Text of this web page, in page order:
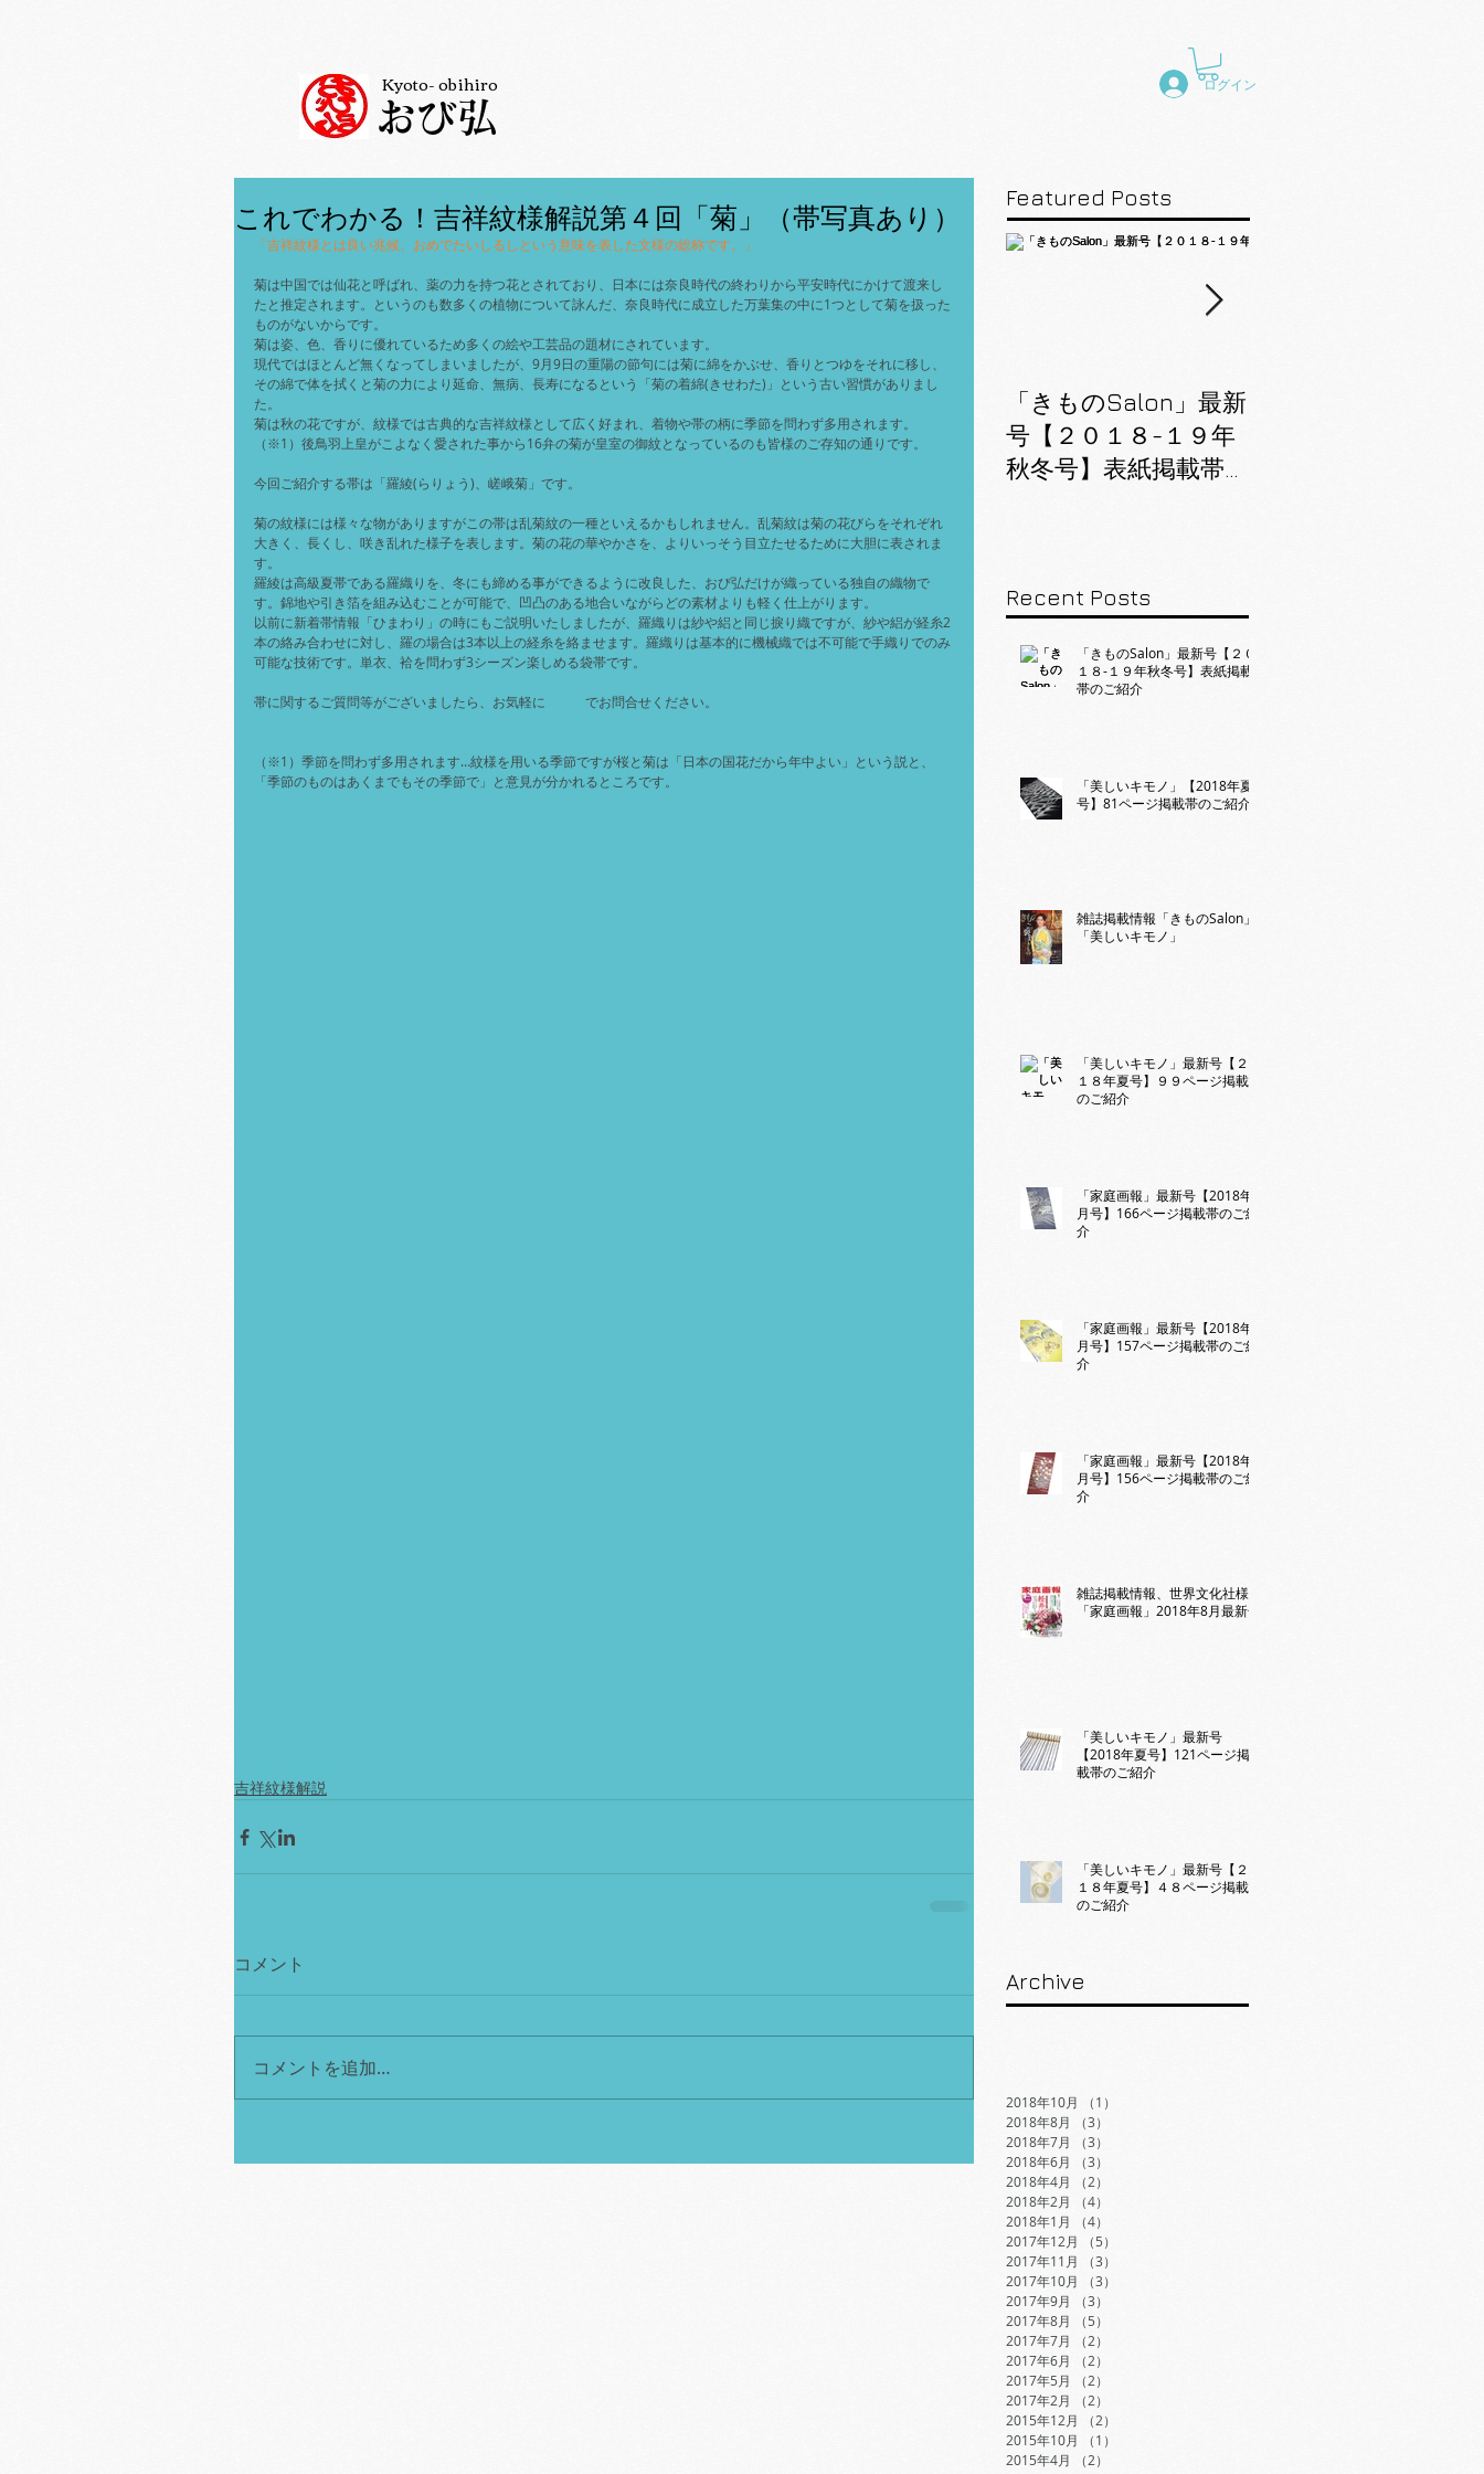
Kyoto- obihiro
おび弘
ログイン
これでわかる！吉祥紋様解説第４回「菊」（帯写真あり）
「吉祥紋様とは良い兆候、おめでたいしるしという意味を表した文様の総称です。」
菊は中国では仙花と呼ばれ、薬の力を持つ花とされており、日本には奈良時代の終わりから平安時代にかけて渡来し
たと推定されます。というのも数多くの植物について詠んだ、奈良時代に成立した万葉集の中に1つとして菊を扱った
ものがないからです。
菊は姿、色、香りに優れているため多くの絵や工芸品の題材にされています。
現代ではほとんど無くなってしまいましたが、9月9日の重陽の節句には菊に綿をかぶせ、香りとつゆをそれに移し、
その綿で体を拭くと菊の力により延命、無病、長寿になるという「菊の着綿(きせわた)」という古い習慣がありまし
た。
菊は秋の花ですが、紋様では古典的な吉祥紋様として広く好まれ、着物や帯の柄に季節を問わず多用されます。
（※1）後鳥羽上皇がこよなく愛された事から16弁の菊が皇室の御紋となっているのも皆様のご存知の通りです。
今回ご紹介する帯は「羅綾(らりょう)、嵯峨菊」です。
菊の紋様には様々な物がありますがこの帯は乱菊紋の一種といえるかもしれません。乱菊紋は菊の花びらをそれぞれ
大きく、長くし、咲き乱れた様子を表します。菊の花の華やかさを、よりいっそう目立たせるために大胆に表されま
す。
羅綾は高級夏帯である羅織りを、冬にも締める事ができるように改良した、おび弘だけが織っている独自の織物で
す。錦地や引き箔を組み込むことが可能で、凹凸のある地合いながらどの素材よりも軽く仕上がります。
以前に新着帯情報「ひまわり」の時にもご説明いたしましたが、羅織りは紗や絽と同じ捩り織ですが、紗や絽が経糸2
本の絡み合わせに対し、羅の場合は3本以上の経糸を絡ませます。羅織りは基本的に機械織では不可能で手織りでのみ
可能な技術です。単衣、袷を問わず3シーズン楽しめる袋帯です。
帯に関するご質問等がございましたら、お気軽に でお問合せください。
（※1）季節を問わず多用されます…紋様を用いる季節ですが桜と菊は「日本の国花だから年中よい」という説と、
「季節のものはあくまでもその季節で」と意見が分かれるところです。
吉祥紋様解説
コメント
コメントを追加…
Featured Posts
「きものSalon」最新
号【２０１８-１９年
秋冬号】表紙掲載帯
Recent Posts
「きものSalon」最新号【２０
１８-１９年秋冬号】表紙掲載
帯のご紹介
「美しいキモノ」【2018年夏
号】81ページ掲載帯のご紹介
雑誌掲載情報「きものSalon」
「美しいキモノ」
「美しいキモノ」最新号【２０
１８年夏号】９９ページ掲載帯
のご紹介
「家庭画報」最新号【2018年8
月号】166ページ掲載帯のご紹
介
「家庭画報」最新号【2018年8
月号】157ページ掲載帯のご紹
介
「家庭画報」最新号【2018年8
月号】156ページ掲載帯のご紹
介
雑誌掲載情報、世界文化社様
「家庭画報」2018年8月最新号
「美しいキモノ」最新号
【2018年夏号】121ページ掲
載帯のご紹介
「美しいキモノ」最新号【２０
１８年夏号】４８ページ掲載帯
のご紹介
Archive
2018年10月 （1）
2018年8月
（3）
2018年7月
（3）
2018年6月
（3）
2018年4月
（2）
2018年2月
（4）
2018年1月
（4）
2017年12月
（5）
2017年11月
（3）
2017年10月
（3）
2017年9月
（3）
2017年8月
（5）
2017年7月
（2）
2017年6月
（2）
2017年5月
（2）
2017年2月
（2）
2015年12月
（2）
2015年10月
（1）
2015年4月
（2）